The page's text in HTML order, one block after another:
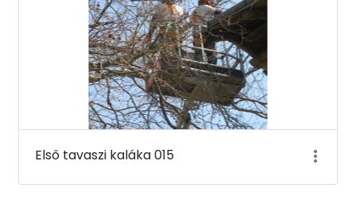
Első tavaszi kaláka 015